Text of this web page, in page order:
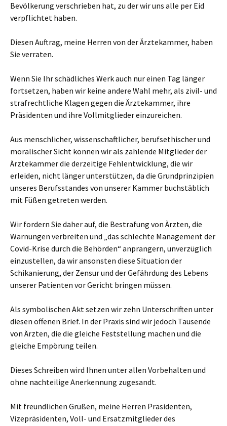
Bevölkerung verschrieben hat, zu der wir uns alle per Eid
verpflichtet haben.
Diesen Auftrag, meine Herren von der Ärztekammer, haben
Sie verraten.
Wenn Sie Ihr schädliches Werk auch nur einen Tag länger
fortsetzen, haben wir keine andere Wahl mehr, als zivil- und
strafrechtliche Klagen gegen die Ärztekammer, ihre
Präsidenten und ihre Vollmitglieder einzureichen.
Aus menschlicher, wissenschaftlicher, berufsethischer und
moralischer Sicht können wir als zahlende Mitglieder der
Ärztekammer die derzeitige Fehlentwicklung, die wir
erleiden, nicht länger unterstützen, da die Grundprinzipien
unseres Berufsstandes von unserer Kammer buchstäblich
mit Füßen getreten werden.
Wir fordern Sie daher auf, die Bestrafung von Ärzten, die
Warnungen verbreiten und „das schlechte Management der
Covid-Krise durch die Behörden“ anprangern, unverzüglich
einzustellen, da wir ansonsten diese Situation der
Schikanierung, der Zensur und der Gefährdung des Lebens
unserer Patienten vor Gericht bringen müssen.
Als symbolischen Akt setzen wir zehn Unterschriften unter
diesen offenen Brief. In der Praxis sind wir jedoch Tausende
von Ärzten, die die gleiche Feststellung machen und die
gleiche Empörung teilen.
Dieses Schreiben wird Ihnen unter allen Vorbehalten und
ohne nachteilige Anerkennung zugesandt.
Mit freundlichen Grüßen, meine Herren Präsidenten,
Vizepräsidenten, Voll- und Ersatzmitglieder des